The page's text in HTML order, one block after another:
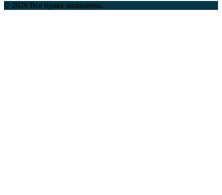
© 2026 Все права защищены.